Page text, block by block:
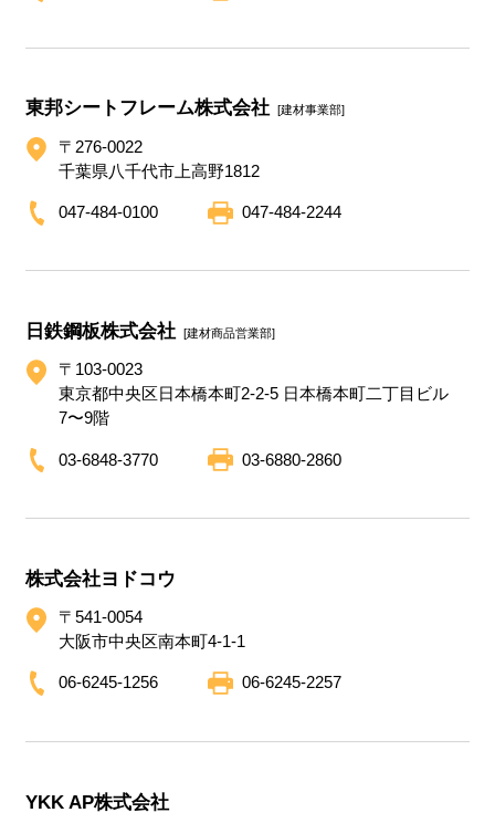
東邦シートフレーム株式会社 [建材事業部]
〒276-0022
千葉県八千代市上高野1812
047-484-0100 047-484-2244
日鉄鋼板株式会社 [建材商品営業部]
〒103-0023
東京都中央区日本橋本町2-2-5 日本橋本町二丁目ビル
7〜9階
03-6848-3770 03-6880-2860
株式会社ヨドコウ
〒541-0054
大阪市中央区南本町4-1-1
06-6245-1256 06-6245-2257
YKK AP株式会社